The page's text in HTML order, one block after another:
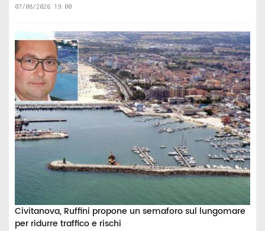
07/08/2026 19:00
Civitanova, Ruffini propone un semaforo sul lungomare
per ridurre traffico e rischi